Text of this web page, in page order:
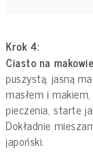
Krok 4:
Ciasto na
puszystą, jasną
masłem i
pieczenia, starte
Dokładnie
japoński.